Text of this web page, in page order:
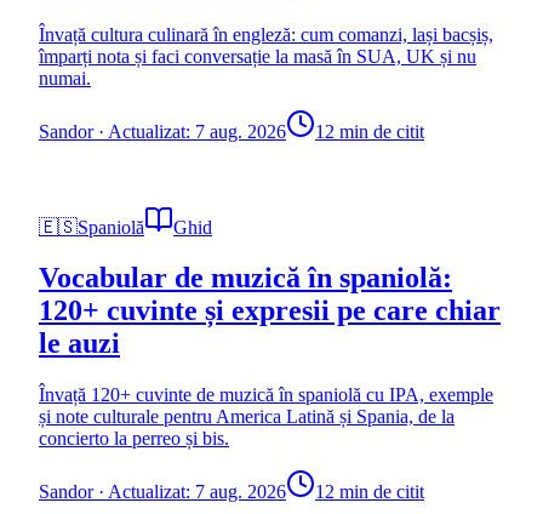
Învață cultura culinară în engleză: cum comanzi, lași bacșiș,
împarți nota și faci conversație la masă în SUA, UK și nu
numai.
Sandor· Actualizat: 7 aug. 2026 12 min de citit
🇪🇸Spaniolă Ghid
Vocabular de muzică în spaniolă:
120+ cuvinte și expresii pe care chiar
le auzi
Învață 120+ cuvinte de muzică în spaniolă cu IPA, exemple
și note culturale pentru America Latină și Spania, de la
concierto la perreo și bis.
Sandor· Actualizat: 7 aug. 2026 12 min de citit